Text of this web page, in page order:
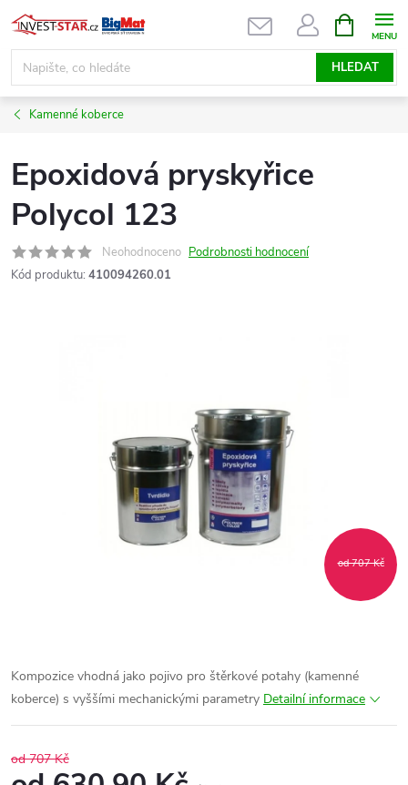
Přejít
na
obsah
HLEDAT
NÁKUPNÍ
KOŠÍK
Kamenné koberce
Epoxidová pryskyřice
Polycol 123
Neohodnoceno Podrobnosti hodnocení
Kód produktu: 410094260.01
od 707 Kč
Kompozice vhodná jako pojivo pro štěrkové potahy (kamenné
koberce) s vyššími mechanickými parametry Detailní informace
od 707 Kč